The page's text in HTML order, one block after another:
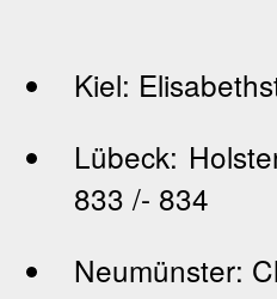
Kiel:
Lübeck:
833 /- 834
Neumünster: